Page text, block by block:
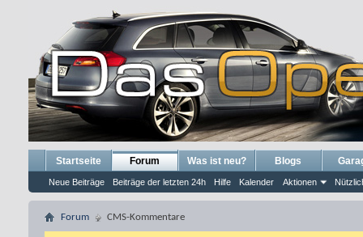
Startseite Forum
Neue Beiträge Beiträge der letzten 24h Hilfe Kalender Aktionen
Was ist neu? Blogs
Forum CMS-Kommentare